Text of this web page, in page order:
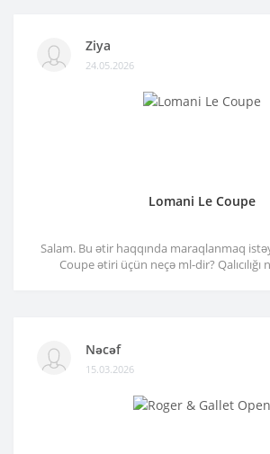
Ziya
24.05.2026
Lomani Le Coupe
Salam. Bu ətir haqqında maraqlanmaq
Coupe ətiri üçün neçə ml-dir? Qalıcılığı
Nəcəf
15.03.2026